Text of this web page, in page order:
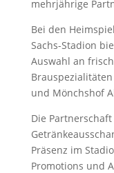
mehrjährige
Bei den
Sachs-Stadion
Auswahl an
und Mönchshof
Die
Präsenz im
Promotions und